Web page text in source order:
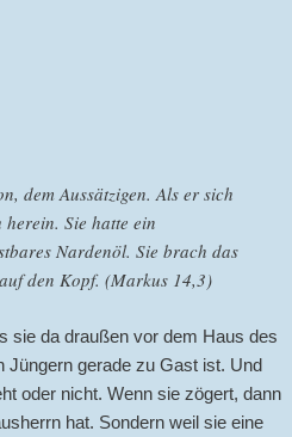
dem Aussätzigen. Als er sich
herein. Sie hatte ein
Nardenöl. Sie brach das
den Kopf. (Markus 14,3)
sie da draußen vor dem Haus des
Jüngern gerade zu Gast ist. Und
oder nicht. Wenn sie zögert, dann
hat. Sondern weil sie eine